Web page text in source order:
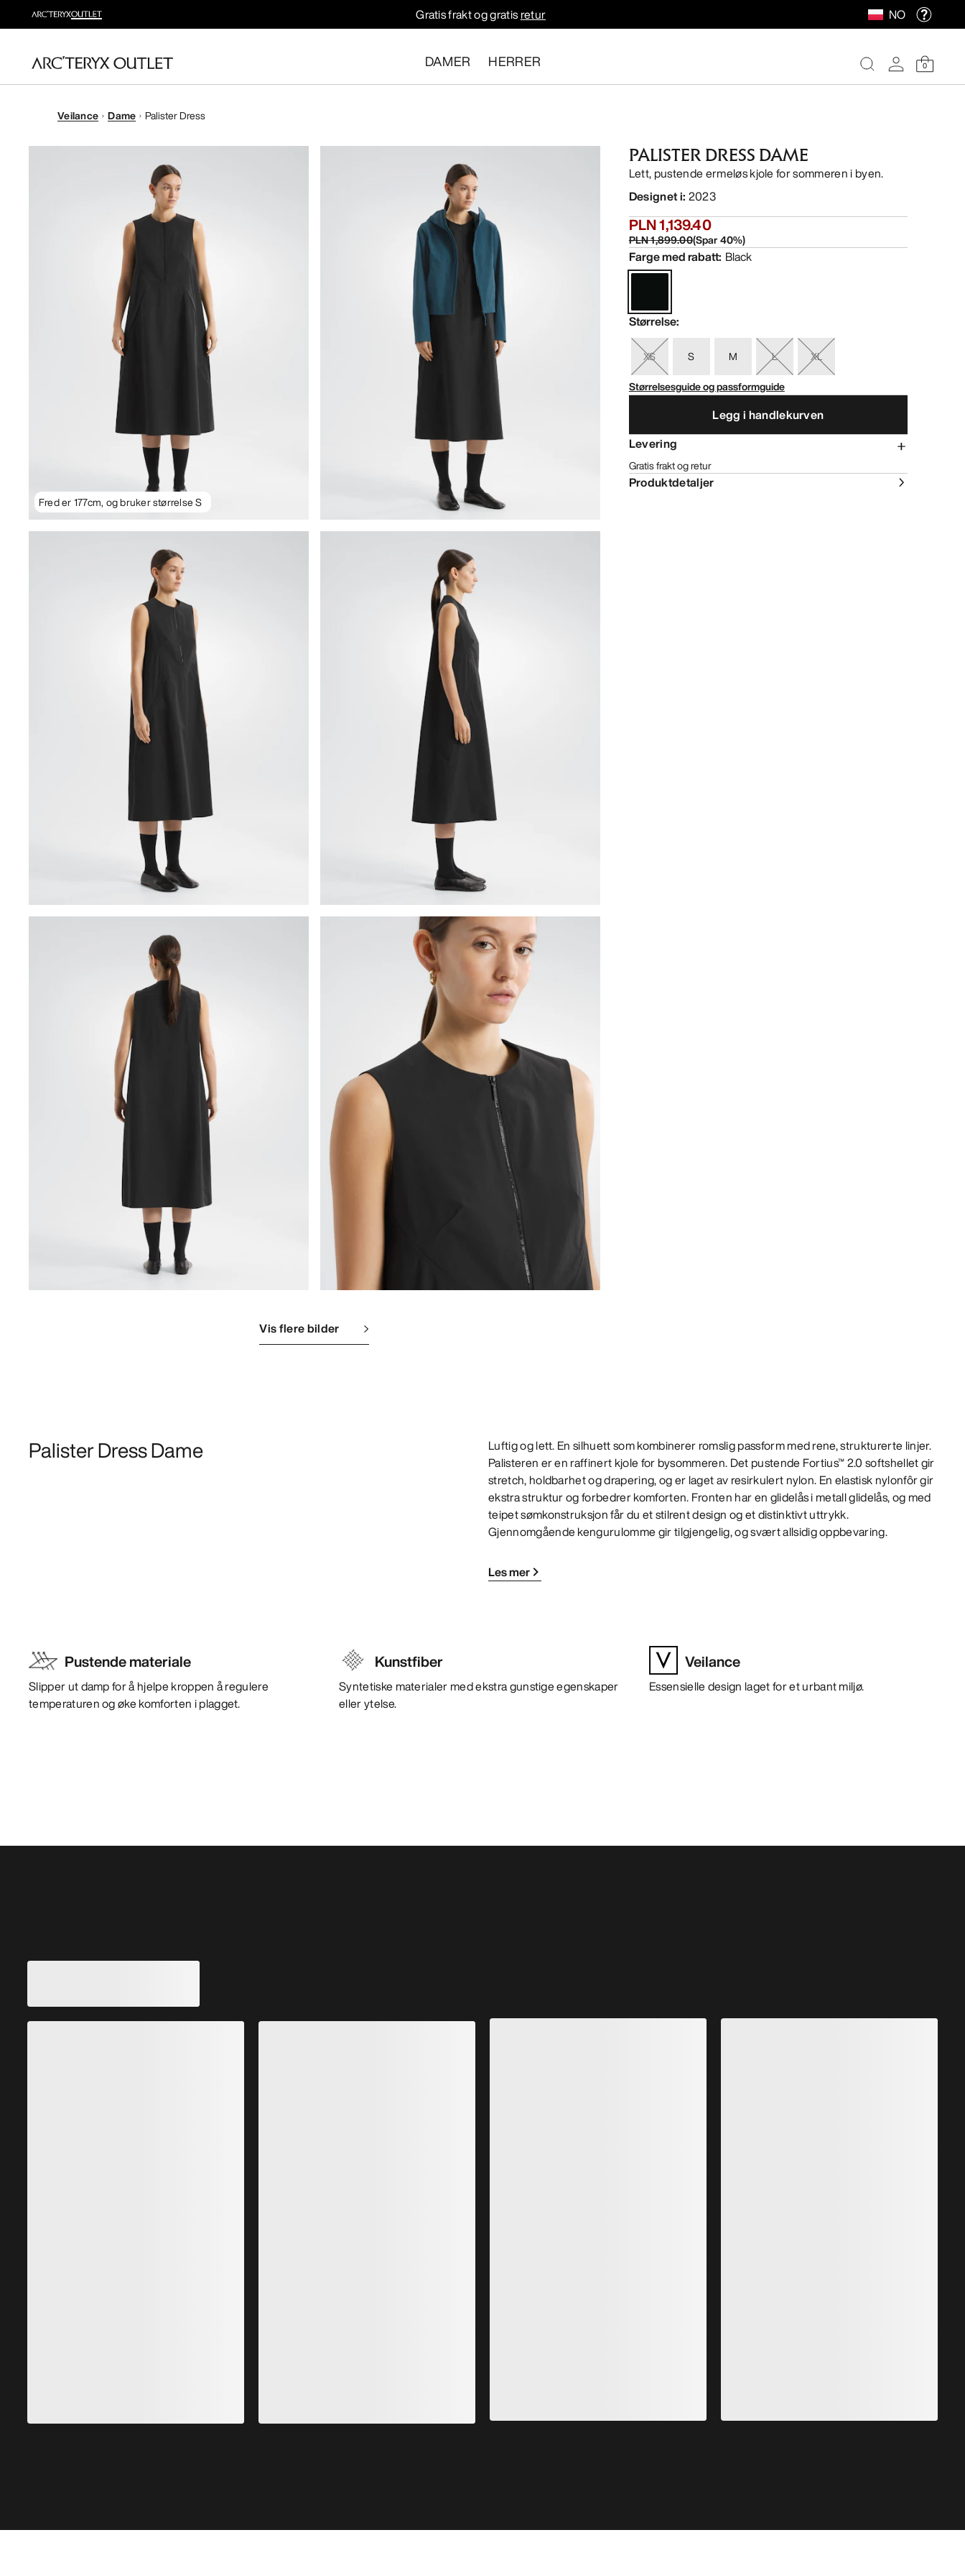
Gratis frakt og gratisretur NO
DAMER HERRER 0
Veilance Dame Palister Dress
Fred er 177cm, og bruker størrelse S
Vis flere bilder
PALISTER DRESS DAME
Lett, pustende ermeløs kjole for sommeren i byen.
Designet i: 2023
PLN 1,139.40
PLN 1,899.00(Spar40%)
Farge med rabatt: Black
Størrelse:
XS S M L
XL
Størrelsesguide og passformguide
Legg i handlekurven
Levering
Gratis frakt og retur
Produktdetaljer
Palister Dress Dame
Luftig og lett. En silhuett som kombinerer romslig passform med rene, strukturerte linjer.
Palisteren er en raffinert kjole for bysommeren. Det pustende Fortius™ 2.0 softshellet gir
stretch, holdbarhet og drapering, og er laget av resirkulert nylon. En elastisk nylonfôr gir
ekstra struktur og forbedrer komforten. Fronten har en glidelås i metall glidelås, og med
teipet sømkonstruksjon får du et stilrent design og et distinktivt uttrykk.
Gjennomgående kengurulomme gir tilgjengelig, og svært allsidig oppbevaring.
Les mer
Pustende materiale
Slipper ut damp for å hjelpe kroppen å regulere
temperaturen og øke komforten i plagget.
Kunstfiber
Syntetiske materialer med ekstra gunstige egenskaper
eller ytelse.
Veilance
Essensielle design laget for et urbant miljø.